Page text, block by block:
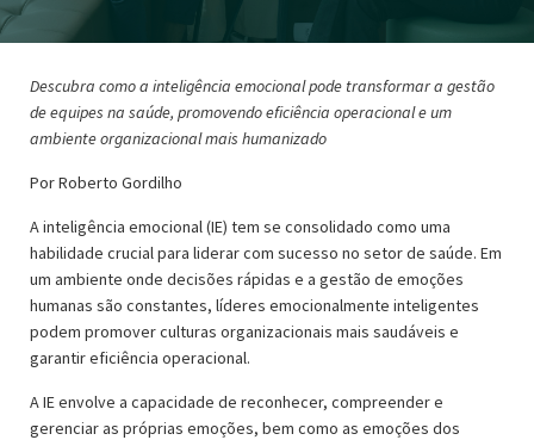
Descubra como a inteligência emocional pode transformar a gestão
de equipes na saúde, promovendo eficiência operacional e um
ambiente organizacional mais humanizado
Por Roberto Gordilho
A inteligência emocional (IE) tem se consolidado como uma
habilidade crucial para liderar com sucesso no setor de saúde. Em
um ambiente onde decisões rápidas e a gestão de emoções
humanas são constantes, líderes emocionalmente inteligentes
podem promover culturas organizacionais mais saudáveis e
garantir eficiência operacional.
A IE envolve a capacidade de reconhecer, compreender e
gerenciar as próprias emoções, bem como as emoções dos